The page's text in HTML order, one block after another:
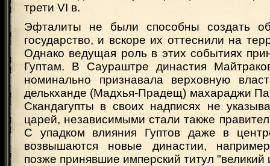
трети VI в.
Эфталиты не были способны создать
государство, и вскоре их оттеснили на
Однако ведущая роль в этих событиях
Гуптам. В Саураштре династия
номинально признавала верховную
делькханде (Мадхья-Прадещ) махараджи
Скандагупты в своих надписях не
царей, независимыми стали также
С упадком влияния Гуптов даже в
возвышаются новые династии,
позже принявшие имперский титул